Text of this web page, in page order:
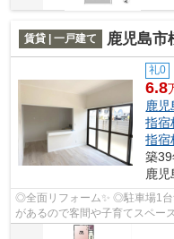
賃貸 | 一戸建て 鹿児島市
礼0
6.8
鹿児
指宿
指宿
築
鹿児
◎全面リフォーム✨ ◎駐車場1
があるので客間や子育てスペー